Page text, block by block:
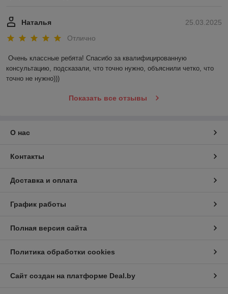
25.03.2025
Наталья
Отлично
Очень классные ребята! Спасибо за квалифицированную
консультацию, подсказали, что точно нужно, объяснили четко, что
точно не нужно)))
Показать все отзывы
О нас
Контакты
Доставка и оплата
График работы
Полная версия сайта
Политика обработки cookies
Сайт создан на платформе Deal.by